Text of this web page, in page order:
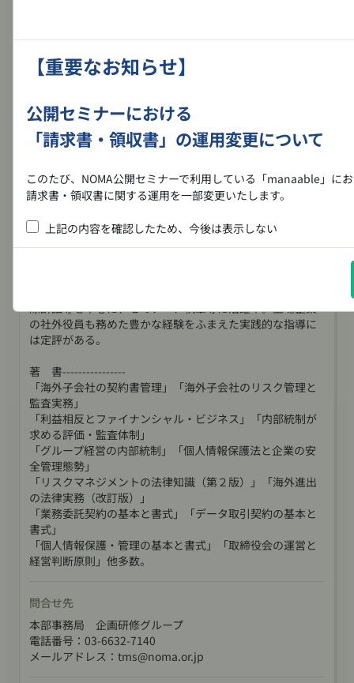
Ⅵ．質疑応答
務（最新版）」を教材として配布いたします。
※最新の動向・情報を織り込むため、内容を一部変更させ
ていただく場合がございます。
講師
1973年早稲田大学法学部卒、及びワシントン大学ロースク
際訴訟等を中心に、セミナー、執筆等に活躍中。上場企業
の社外役員も務めた豊かな経験をふまえた実践的な指導に
は定評がある。
著 書----------------
「海外子会社の契約書管理」「海外子会社のリスク管理と
監査実務」
「利益相反とファイナンシャル・ビジネス」「内部統制が
求める評価・監査体制」
「グループ経営の内部統制」「個人情報保護法と企業の安
全管理態勢」
「リスクマネジメントの法律知識（第２版）」「海外進出
の法律実務（改訂版）」
「業務委託契約の基本と書式」「データ取引契約の基本と
書式」
「個人情報保護・管理の基本と書式」「取締役会の運営と
経営判断原則」他多数。
問合せ先
本部事務局 企画研修グループ
電話番号：03-6632-7140
メールアドレス：tms@noma.or.jp
【重要なお知らせ】
公開セミナーにおける
「請求書・領収書」の運用変更について
このたび、NOMA公開セミナーで利用している「manaable」に
請求書・領収書に関する運用を一部変更いたします。
～～～～～～～～～～
2026年8月3日（月）から、 請求書は講座終了後にダウンロー
※2026年8月2日（日）までにダウンロードいただいた請求書で
詳細につきましては、
下記URLをご確認くださいますようお願い申しあげます。
https://www.noma.or.jp/Portals/0/images/news/
【お知らせ（行政機関のみなさま）】
令和9年度の行政管理講座受講料は、今年度から変更ありません。
実施月を記載した年間案内は、8月末を目途にホームページへ掲
上記の内容を確認したため、今後は表示しない